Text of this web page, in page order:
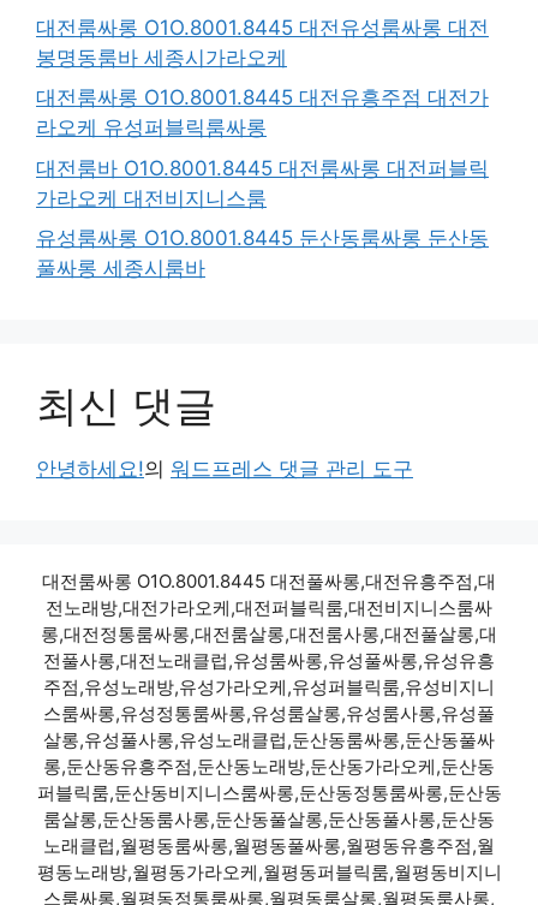
대전룸싸롱 O1O.8001.8445 대전유성룸싸롱 대전
봉명동룸바 세종시가라오케
대전룸싸롱 O1O.8001.8445 대전유흥주점 대전가
라오케 유성퍼블릭룸싸롱
대전룸바 O1O.8001.8445 대전룸싸롱 대전퍼블릭
가라오케 대전비지니스룸
유성룸싸롱 O1O.8001.8445 둔산동룸싸롱 둔산동
풀싸롱 세종시룸바
최신 댓글
안녕하세요!의 워드프레스 댓글 관리 도구
대전룸싸롱 O1O.8001.8445 대전풀싸롱,대전유흥주점,대
전노래방,대전가라오케,대전퍼블릭룸,대전비지니스룸싸
롱,대전정통룸싸롱,대전룸살롱,대전룸사롱,대전풀살롱,대
전풀사롱,대전노래클럽,유성룸싸롱,유성풀싸롱,유성유흥
주점,유성노래방,유성가라오케,유성퍼블릭룸,유성비지니
스룸싸롱,유성정통룸싸롱,유성룸살롱,유성룸사롱,유성풀
살롱,유성풀사롱,유성노래클럽,둔산동룸싸롱,둔산동풀싸
롱,둔산동유흥주점,둔산동노래방,둔산동가라오케,둔산동
퍼블릭룸,둔산동비지니스룸싸롱,둔산동정통룸싸롱,둔산동
룸살롱,둔산동룸사롱,둔산동풀살롱,둔산동풀사롱,둔산동
노래클럽,월평동룸싸롱,월평동풀싸롱,월평동유흥주점,월
평동노래방,월평동가라오케,월평동퍼블릭룸,월평동비지니
스룸싸롱,월평동정통룸싸롱,월평동룸살롱,월평동룸사롱,